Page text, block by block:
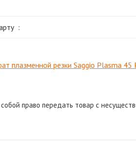
:
плазменной резки Saggio Plasma 45
право передать товар с